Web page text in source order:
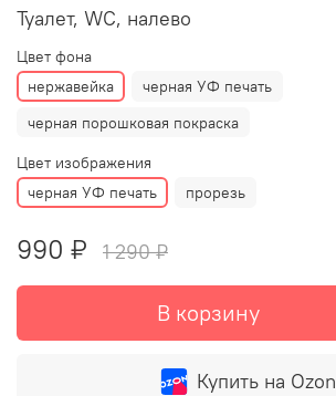
Туалет, WC, налево
Цвет фона
нержавейка
черная УФ печать
черная порошковая покраска
Цвет изображения
черная УФ печать
прорезь
990 ₽ 1 290 ₽
В корзину
Купить на Ozon